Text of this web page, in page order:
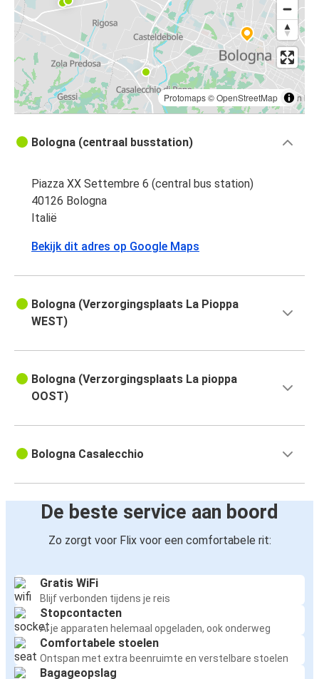
Protomaps©OpenStreetMap
Bologna (centraal busstation)
Piazza XX Settembre 6 (central bus station)
40126 Bologna
Italië
Bekijk dit adres op Google Maps
Bologna (Verzorgingsplaats La Pioppa
WEST)
Bologna (Verzorgingsplaats La pioppa
OOST)
Bologna Casalecchio
De beste service aan boord
Zo zorgt voor Flix voor een comfortabele rit:
Gratis WiFi
Blijf verbonden tijdens je reis
Stopcontacten
Al je apparaten helemaal opgeladen, ook onderweg
Comfortabele stoelen
Ontspan met extra beenruimte en verstelbare stoelen
Bagageopslag